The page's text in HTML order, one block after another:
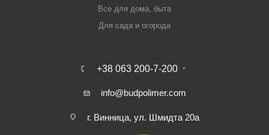
Все для дома, быта
Для сада и огорода
+38 063 200-7-200
info@budpolimer.com
г. Винница, ул. Шмидта 20а